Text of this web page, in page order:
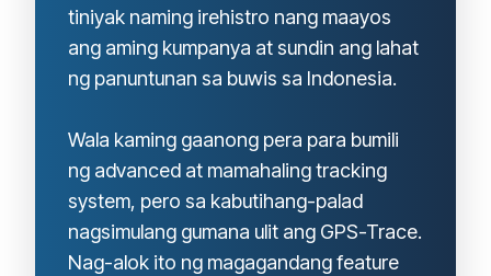
tiniyak naming irehistro nang maayos
ang aming kumpanya at sundin ang lahat
ng panuntunan sa buwis sa Indonesia.
Wala kaming gaanong pera para bumili
ng advanced at mamahaling tracking
system, pero sa kabutihang-palad
nagsimulang gumana ulit ang GPS-Trace.
Nag-alok ito ng magagandang feature